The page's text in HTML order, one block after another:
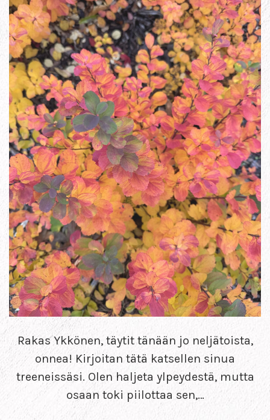
Rakas Ykkönen, täytit tänään jo neljätoista,
onnea! Kirjoitan tätä katsellen sinua
treeneissäsi. Olen haljeta ylpeydestä, mutta
osaan toki piilottaa sen,…